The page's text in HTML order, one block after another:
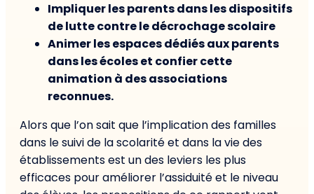
Impliquer les parents dans les dispositifs
de lutte contre le décrochage scolaire
Animer les espaces dédiés aux parents
dans les écoles et confier cette
animation à des associations
reconnues.
Alors que l’on sait que l’implication des familles
dans le suivi de la scolarité et dans la vie des
établissements est un des leviers les plus
efficaces pour améliorer l’assiduité et le niveau